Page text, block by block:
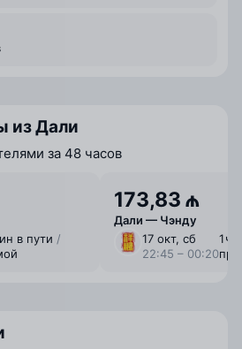
из Дали
за 48 часов
в пути /
173,83 ₼
Дали — Чэнду
17 окт, сб
22:45 – 00:20
1 ⁠ч